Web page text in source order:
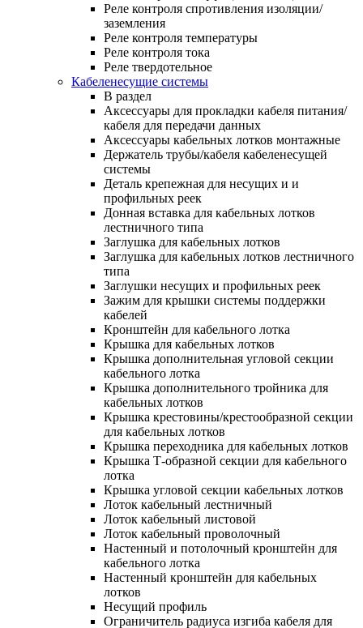
Реле контроля спротивления изоляции/
заземления
Реле контроля температуры
Реле контроля тока
Реле твердотельное
Кабеленесущие системы
В раздел
Аксессуары для прокладки кабеля питания/
кабеля для передачи данных
Аксессуары кабельных лотков монтажные
Держатель трубы/кабеля кабеленесущей
системы
Деталь крепежная для несущих и и
профильных реек
Донная вставка для кабельных лотков
лестничного типа
Заглушка для кабельных лотков
Заглушка для кабельных лотков лестничного
типа
Заглушки несущих и профильных реек
Зажим для крышки системы поддержки
кабелей
Кронштейн для кабельного лотка
Крышка для кабельных лотков
Крышка дополнительная угловой секции
кабельного лотка
Крышка дополнительного тройника для
кабельных лотков
Крышка крестовины/крестообразной секции
для кабельных лотков
Крышка переходника для кабельных лотков
Крышка Т-образной секции для кабельного
лотка
Крышка угловой секции кабельных лотков
Лоток кабельный лестничный
Лоток кабельный листовой
Лоток кабельный проволочный
Настенный и потолочный кронштейн для
кабельного лотка
Настенный кронштейн для кабельных
лотков
Несущий профиль
Ограничитель радиуса изгиба кабеля для